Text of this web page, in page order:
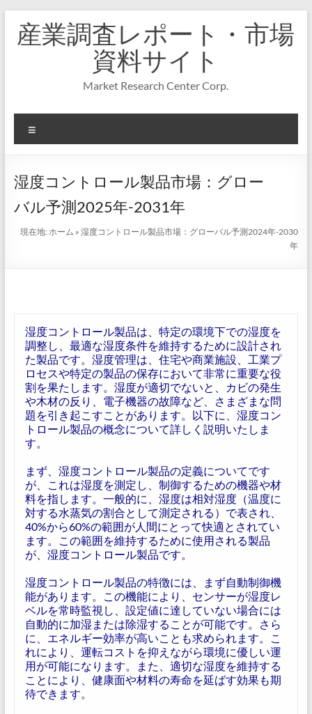
キ
プ
産業調査レポート・市場
資料サイト
Market Research Center Corp.
ニ
ー
湿度コントロール製品市場：グロー
バル予測2025年-2031年
現在地:ホーム »湿度コントロール製品市場：グローバル予測2024年-2030
年
湿度コントロール製品は、特定の環境下での湿度を
調整し、最適な湿度条件を維持するために設計され
た製品です。湿度管理は、住宅や商業施設、工業プ
ロセスや特定の製品の保存において非常に重要な役
割を果たします。湿度が適切でないと、カビの発生
や木材の反り、電子機器の故障など、さまざまな問
題を引き起こすことがあります。以下に、湿度コン
トロール製品の概念について詳しく説明いたしま
す。
まず、湿度コントロール製品の定義についてです
が、これは湿度を測定し、制御するための機器や材
料を指します。一般的に、湿度は相対湿度（温度に
対する水蒸気の割合として測定される）で表され、
40%から60%の範囲が人間にとって快適とされてい
ます。この範囲を維持するために使用される製品
が、湿度コントロール製品です。
湿度コントロール製品の特徴には、まず自動制御機
能があります。この機能により、センサーが湿度レ
ベルを常時監視し、設定値に達していない場合には
自動的に加湿または除湿することが可能です。さら
に、エネルギー効率が高いことも求められます。こ
れにより、運転コストを抑えながら環境に優しい運
用が可能になります。また、適切な湿度を維持する
ことにより、健康面や材料の寿命を延ばす効果も期
待できます。